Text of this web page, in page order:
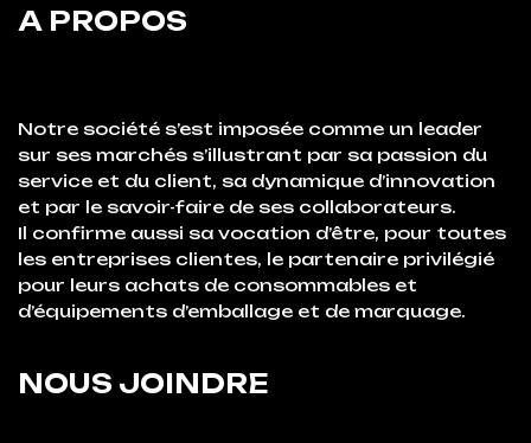
A PROPOS
Notre société s’est imposée comme un leader
sur ses marchés s’illustrant par sa passion du
service et du client, sa dynamique d’innovation
et par le savoir-faire de ses collaborateurs.
Il confirme aussi sa vocation d’être, pour toutes
les entreprises clientes, le partenaire privilégié
pour leurs achats de consommables et
d’équipements d’emballage et de marquage.
NOUS JOINDRE